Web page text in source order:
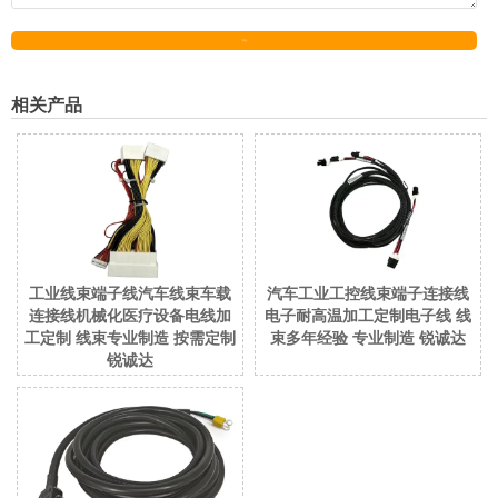
相关产品
工业线束端子线汽车线束车载
连接线机械化医疗设备电线加
工定制 线束专业制造 按需定制
锐诚达
汽车工业工控线束端子连接线
电子耐高温加工定制电子线 线
束多年经验 专业制造 锐诚达